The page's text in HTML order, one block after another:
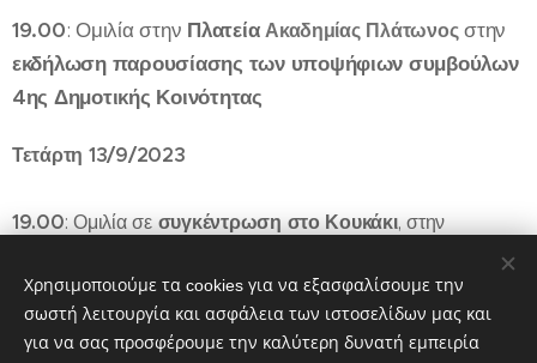
19.00: Ομιλία στην ΠλατείαΑκαδημίας Πλάτωνοςστην
εκδήλωση παρουσίασης των υποψήφιων συμβούλων
4ης Δημοτικής Κοινότητας
Τετάρτη 13/9/2023
19.00: Ομιλία σε συγκέντρωση στο Κουκάκι, στην
Χρησιμοποιούμε τα cookies για να εξασφαλίσουμε την
σωστή λειτουργία και ασφάλεια των ιστοσελίδων μας και
για να σας προσφέρουμε την καλύτερη δυνατή εμπειρία